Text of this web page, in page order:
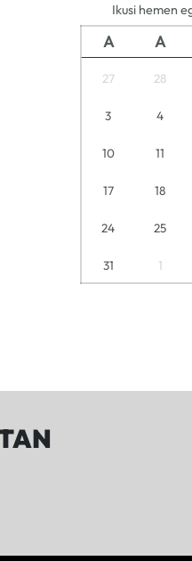
Ikusi hemen
A A
27 28
3 4
10 11
17 18
24 25
31 1